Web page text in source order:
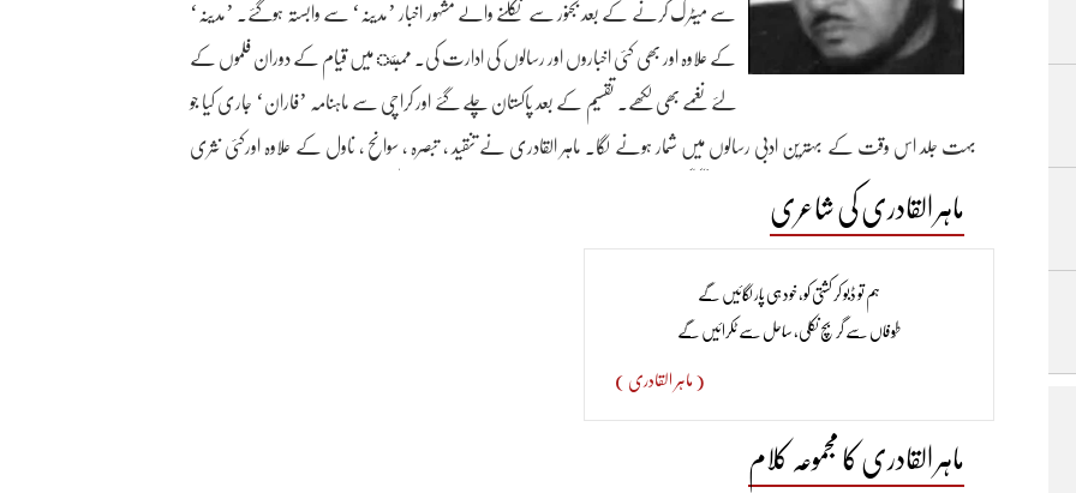
سے میٹرک کرنے کے بعد بجنور سے نکلنے والے مشہور اخبار ’مدینہ‘ سے وابستہ ہوگئے۔ ’مدینہ‘
کے علاوہ اور بھی کئی اخباروں اور رسالوں کی ادارت کی۔ ممبئ میں قیام کے دوران فلموں کے
لئے نغمے بھی لکھے۔ تقسیم کے بعد پاکستان چلے گئے اور کراچی سے ماہنامہ ’فاران‘ جاری کیا جو
بہت جلد اس وقت کے بہترین ادبی رسالوں میں شمار ہونے لگا۔ ماہر القادری نے تنقید ، تبصرہ ، سوانح ، ناول کے علاوہ اورکئی نثری
اصناف میں لکھا ۔ ان کی نثری تحریریں اپنی شگفتگی اور رواں اسلوب بیان کی وجہ سے اب تک دلچسپی کے ساتھ پڑھی جاتی ہیں۔ ماہر
القادری کی بیس سے زیادہ کتابیں شائع ہوئیں۔ کچھ کتابوں کے نام یہ ہیں۔ آتش خاموش ، شیرازہ ، محسوسات ماہر ، نغمات ماہر ماہر ، جذبات
بند ہوجانے سے انتقال ہوا۔
ماہر القادری کی شاعری
ہم تو ڈبو کر کشتی کو، خود ہی پار لگائیں گے
طُوفاں سے گر بچ نکلی، ساحل سے ٹکرائیں گے
( ماہر القادری )
ماہر القادری کا مجموعہ کلام